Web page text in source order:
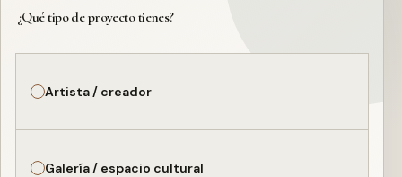
¿Qué tipo de proyecto tienes?
Artista / creador
Galería / espacio cultural